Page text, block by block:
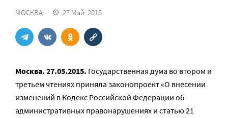
МОСКВА 27 Май. 2015
Москва. 27.05.2015. Государственная дума во втором и
третьем чтениях приняла законопроект «О внесении
изменений в Кодекс Российской Федерации об
административных правонарушениях и статью 21